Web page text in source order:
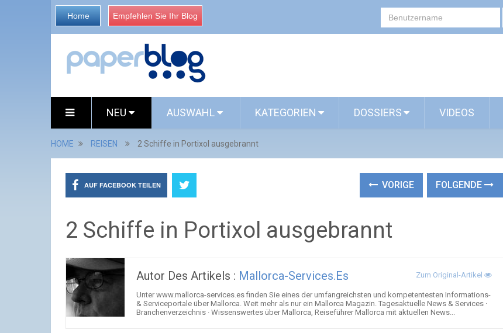
Home Empfehlen Sie Ihr Blog
NEU AUSWAHL KATEGORIEN DOSSIERS VIDEOS
HOME REISEN 2 Schiffe in Portixol ausgebrannt
AUF FACEBOOK TEILEN VORIGE FOLGENDE
2 Schiffe in Portixol ausgebrannt
Autor Des Artikels : Mallorca-Services.es Zum Original-Artikel
Unter www.mallorca-services.es finden Sie eines der umfangreichsten und kompetentesten Informations-
& Serviceportale über Mallorca. Weit mehr als nur ein Mallorca Magazin. Tagesaktuelle News & Services ·
Branchenverzeichnis · Wissenswertes über Mallorca, Reiseführer Mallorca mit aktuellen News...